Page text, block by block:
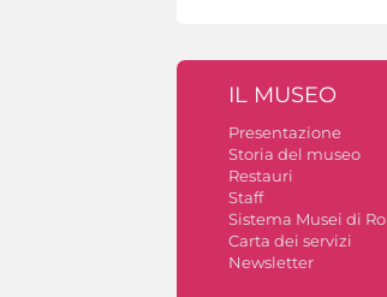
IL MUSEO
Presentazione
Storia del museo
Restauri
Staff
Sistema Musei di
Carta dei servizi
Newsletter